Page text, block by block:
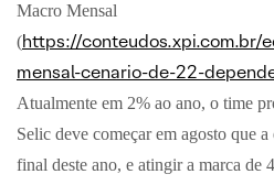
Macro Mensal
(https://conteudos.xpi.com.br/
mensal-cenario-de-22-
Atualmente em 2% ao ano, o time
Selic deve começar em agosto que
final deste ano, e atingir a marca de